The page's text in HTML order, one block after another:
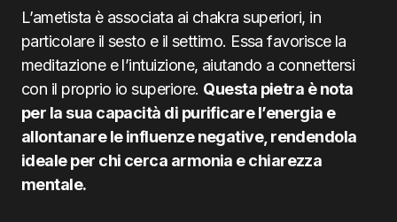
L’ametista è associata ai chakra superiori, in
particolare il sesto e il settimo. Essa favorisce la
meditazione e l’intuizione, aiutando a connettersi
con il proprio io superiore. Questa pietra è nota
per la sua capacità di purificare l’energia e
allontanare le influenze negative, rendendola
ideale per chi cerca armonia e chiarezza
mentale.